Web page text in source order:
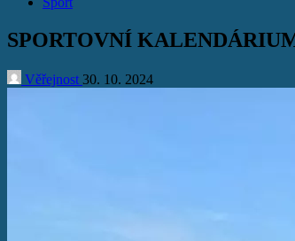
SPORTOVNÍ
Věřejnost 30. 10. 2024